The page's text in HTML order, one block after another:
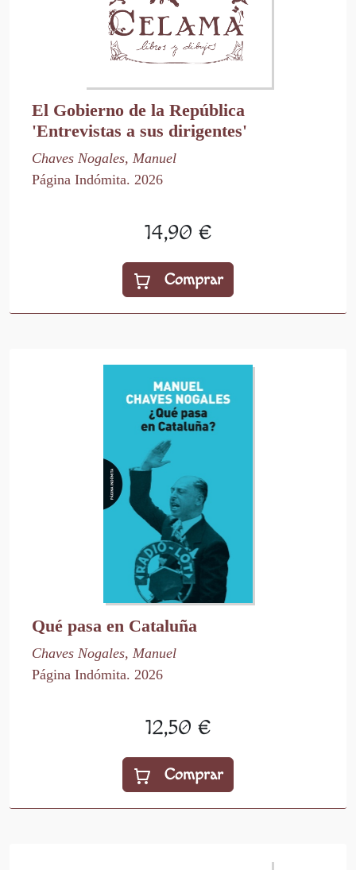
El Gobierno de la República
'Entrevistas a sus dirigentes'
Chaves Nogales, Manuel
Página Indómita. 2026
14,90 €
Comprar
Qué pasa en Cataluña
Chaves Nogales, Manuel
Página Indómita. 2026
12,50 €
Comprar